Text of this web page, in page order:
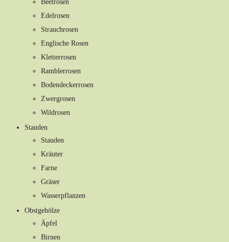
Beetrosen
Edelrosen
Strauchrosen
Englische Rosen
Kletterrosen
Ramblerrosen
Bodendeckerrosen
Zwergrosen
Wildrosen
Stauden
Stauden
Kräuter
Farne
Gräser
Wasserpflanzen
Obstgehölze
Äpfel
Birnen